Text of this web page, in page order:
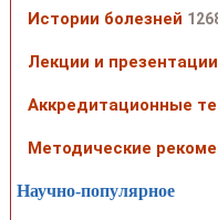
Истории болезней
Лекции и презентации
Аккредитационные
Методические
Научно-популярное